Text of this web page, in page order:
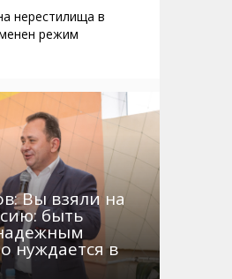
нерестилища в
режим
Вы взяли на
быть
нуждается в